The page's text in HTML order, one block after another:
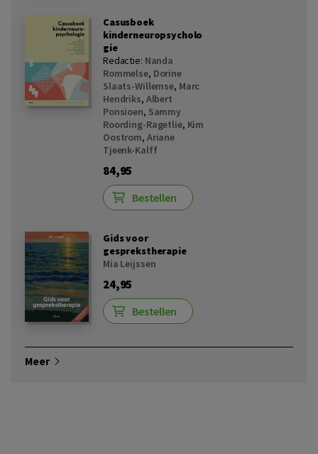
Casusboek
kinderneuropsycholo
gie
Redactie: Nanda
Rommelse, Dorine
Slaats-Willemse, Marc
Hendriks, Albert
Ponsioen, Sammy
Roording-Ragetlie, Kim
Oostrom, Ariane
Tjeenk-Kalff
84,95
Bestellen
Gids voor
gesprekstherapie
Mia Leijssen
24,95
Bestellen
Meer